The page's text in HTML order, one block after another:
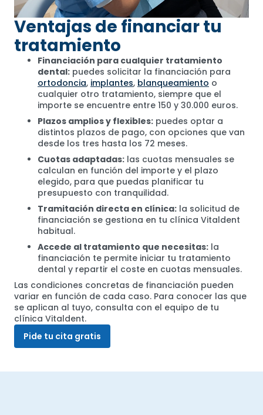
Ventajas de financiar tu
tratamiento
Financiación para cualquier tratamiento
dental: puedes solicitar la financiación para
ortodoncia, implantes, blanqueamiento o
cualquier otro tratamiento, siempre que el
importe se encuentre entre 150 y 30.000 euros.
Plazos amplios y flexibles: puedes optar a
distintos plazos de pago, con opciones que van
desde los tres hasta los 72 meses.
Cuotas adaptadas: las cuotas mensuales se
calculan en función del importe y el plazo
elegido, para que puedas planificar tu
presupuesto con tranquilidad.
Tramitación directa en clínica: la solicitud de
financiación se gestiona en tu clínica Vitaldent
habitual.
Accede al tratamiento que necesitas: la
financiación te permite iniciar tu tratamiento
dental y repartir el coste en cuotas mensuales.
Las condiciones concretas de financiación pueden
variar en función de cada caso. Para conocer las que
se aplican al tuyo, consulta con el equipo de tu
clínica Vitaldent.
Pide tu cita gratis